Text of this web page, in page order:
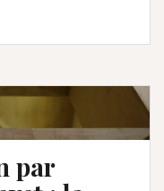
par